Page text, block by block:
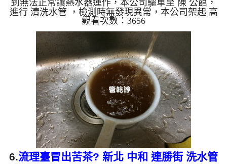
到無法正常讓熱水器運作，本公司驅車至 陳 公館，
進行 清洗水管 ，檢測時無發現異常，本公司架起 高
周波水管清洗機，注入 檸檬酸液 至水管裡面，等了
約15分，開啟 水管清洗機 ，開啟 微氣泡 模式，開始
把水管內的污垢及異物沖出來，一開始水管洗不出東
西，沒想到沒多久就噴出黃黃的髒水，陳先生看到鬆
了一口氣，清洗約一小時後，陳先生 很高興有熱水
可以用了!! 如是自來水，如水管老化，會產生鐵鏽跟
泥沙堆積，洗出來的水就會是咖啡色，地下水含有氧
化錳，管壁上...
觀看次數：3656
6.流理臺冒出苦茶? 新北 中和 連勝街 洗水管